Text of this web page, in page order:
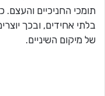
תומכי החניכיים
בלתי אחידים, ובכך
של מיקום השיניים.